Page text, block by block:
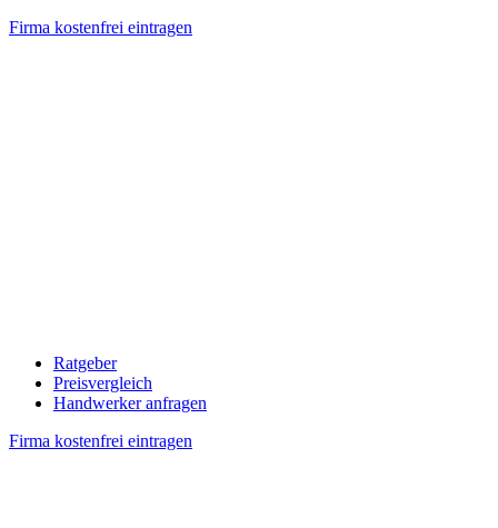
Firma kostenfrei eintragen
Ratgeber
Preisvergleich
Handwerker anfragen
Firma kostenfrei eintragen